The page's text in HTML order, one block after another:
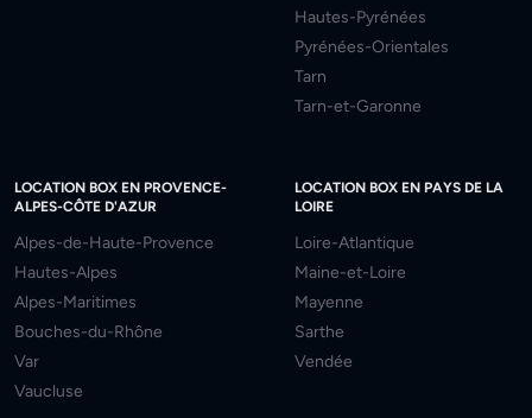
Hautes-Pyrénées
Pyrénées-Orientales
Tarn
Tarn-et-Garonne
LOCATION BOX EN PROVENCE-
ALPES-CÔTE D'AZUR
Alpes-de-Haute-Provence
Hautes-Alpes
Alpes-Maritimes
Bouches-du-Rhône
Var
Vaucluse
LOCATION BOX EN PAYS DE LA
LOIRE
Loire-Atlantique
Maine-et-Loire
Mayenne
Sarthe
Vendée